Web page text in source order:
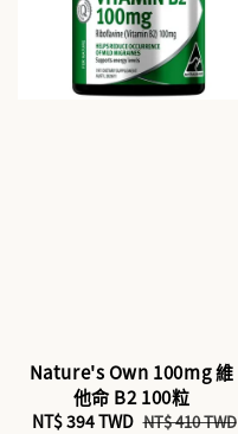
Nature's Own 100mg 維
他命 B2 100粒
Sale
NT$ 394 TWD Regular
NT$ 410 TWD